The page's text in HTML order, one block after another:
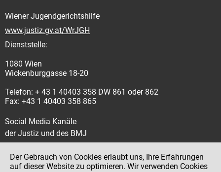
Wiener Jugendgerichtshilfe
www.justiz.gv.at/WrJGH
Dienststelle:
1080 Wien
Wickenburggasse 18-20
Telefon: + 43 1 40403 358 DW 861 oder 862
Fax: +43 1 40403 358 865
Social Media Kanäle
der Justiz und des BMJ
Der Gebrauch von Cookies erlaubt uns, Ihre Erfahrungen
auf dieser Website zu optimieren. Wir verwenden Cookies